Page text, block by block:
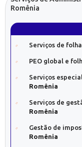
Romênia
Serviços de
PEO global e
Serviços
Romênia
Serviços de
Romênia
Gestão de
Romênia